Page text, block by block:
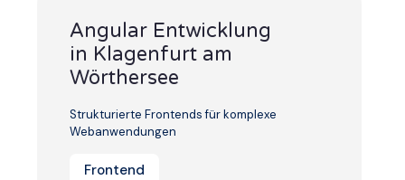
Angular Entwicklung
in Klagenfurt am
Wörthersee
Strukturierte Frontends für komplexe
Webanwendungen
Frontend